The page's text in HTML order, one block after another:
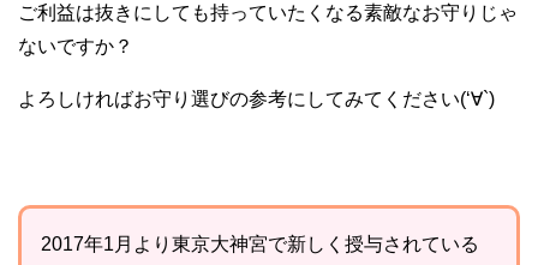
ご利益は抜きにしても持っていたくなる素敵なお守りじゃ
ないですか？
よろしければお守り選びの参考にしてみてください(‘∀`)
2017年1月より東京大神宮で新しく授与されている